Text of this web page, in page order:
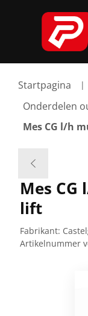
Startpagina
Onderdelen
Mes CG l/h
Mes
lift
Fabrikant:
Artikelnummer